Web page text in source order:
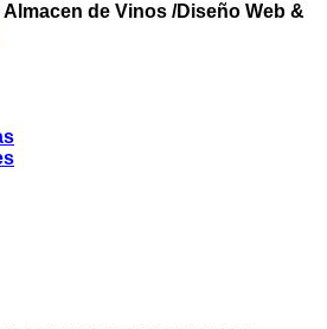
Almacen de Vinos /Diseño Web &